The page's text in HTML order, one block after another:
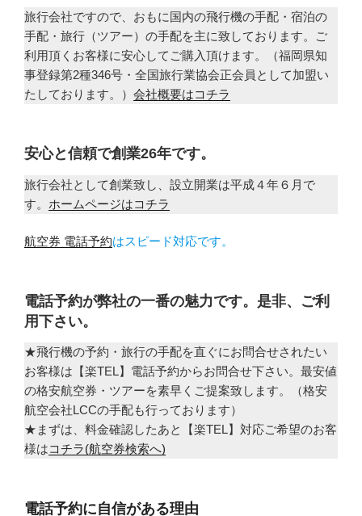
旅行会社ですので、おもに国内の飛行機の手配・宿泊の
手配・旅行（ツアー）の手配を主に致しております。ご
利用頂くお客様に安心してご購入頂けます。（福岡県知
事登録第2種346号・全国旅行業協会正会員として加盟い
たしております。） 会社概要はコチラ
安心と信頼で創業26年です。
旅行会社として創業致し、設立開業は平成４年６月で
す。 ホームページはコチラ
航空券 電話予約はスピード対応です。
電話予約が弊社の一番の魅力です。是非、ご利
用下さい。
★飛行機の予約・旅行の手配を直ぐにお問合せされたい
お客様は【楽TEL】電話予約からお問合せ下さい。最安値
の格安航空券・ツアーを素早くご提案致します。（格安
航空会社LCCの手配も行っております）
★まずは、料金確認したあと【楽TEL】対応ご希望のお客
様はコチラ(航空券検索へ)
電話予約に自信がある理由